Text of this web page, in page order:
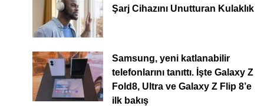
Şarj Cihazını Unutturan Kulaklık
Samsung, yeni katlanabilir
telefonlarını tanıttı. İşte Galaxy Z
Fold8, Ultra ve Galaxy Z Flip 8’e
ilk bakış